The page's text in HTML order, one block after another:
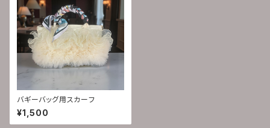
バギーバッグ用スカーフ
¥1,500